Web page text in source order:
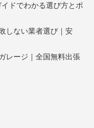
ドでわかる選び方とポ
しない業者選び｜安
レージ｜全国無料出張